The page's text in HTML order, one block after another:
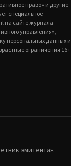
право» и другие
специальное
на сайте журнала
управления»,
персональных данных и
ограничения 16+
эмитента».